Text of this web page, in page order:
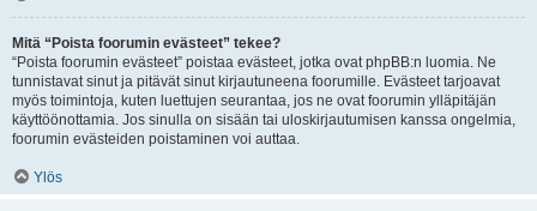
Mitä “Poista foorumin evästeet” tekee?
“Poista foorumin evästeet” poistaa evästeet, jotka ovat phpBB:n luomia. Ne
tunnistavat sinut ja pitävät sinut kirjautuneena foorumille. Evästeet tarjoavat
myös toimintoja, kuten luettujen seurantaa, jos ne ovat foorumin ylläpitäjän
käyttöönottamia. Jos sinulla on sisään tai uloskirjautumisen kanssa ongelmia,
foorumin evästeiden poistaminen voi auttaa.
Ylös